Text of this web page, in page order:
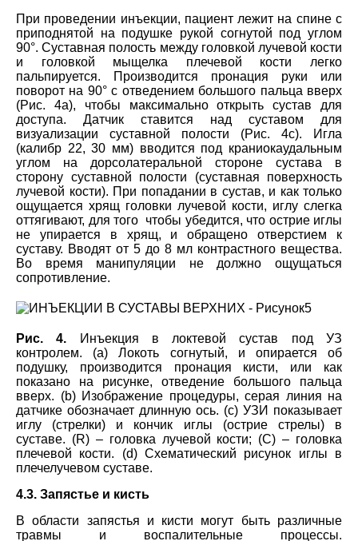
При проведении инъекции, пациент лежит на спине с
приподнятой на подушке рукой согнутой под углом
90°. Суставная полость между головкой лучевой кости
и головкой мыщелка плечевой кости легко
пальпируется. Производится пронация руки или
поворот на 90° с отведением большого пальца вверх
(Рис. 4а), чтобы максимально открыть сустав для
доступа. Датчик ставится над суставом для
визуализации суставной полости (Рис. 4с). Игла
(калибр 22, 30 мм) вводится под краниокаудальным
углом на дорсолатеральной стороне сустава в
сторону суставной полости (суставная поверхность
лучевой кости). При попадании в сустав, и как только
ощущается хрящ головки лучевой кости, иглу слегка
оттягивают, для того чтобы убедится, что острие иглы
не упирается в хрящ, и обращено отверстием к
суставу. Вводят от 5 до 8 мл контрастного вещества.
Во время манипуляции не должно ощущаться
сопротивление.
Рис. 4. Инъекция в локтевой сустав под УЗ
контролем. (а) Локоть согнутый, и опирается об
подушку, производится пронация кисти, или как
показано на рисунке, отведение большого пальца
вверх. (b) Изображение процедуры, серая линия на
датчике обозначает длинную ось. (с) УЗИ показывает
иглу (стрелки) и кончик иглы (острие стрелы) в
суставе. (R) – головка лучевой кости; (C) – головка
плечевой кости. (d) Схематический рисунок иглы в
плечелучевом суставе.
4.3. Запястье и кисть
В области запястья и кисти могут быть различные
травмы и воспалительные процессы.